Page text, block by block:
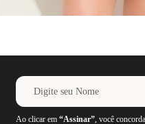
Ao clicar em “Assinar”, você